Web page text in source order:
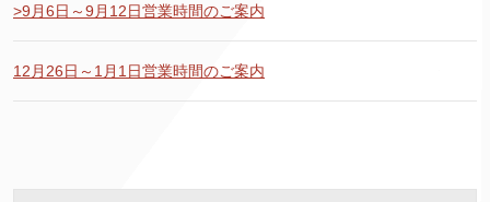
>9月6日～9月12日営業時間のご案内
12月26日～1月1日営業時間のご案内